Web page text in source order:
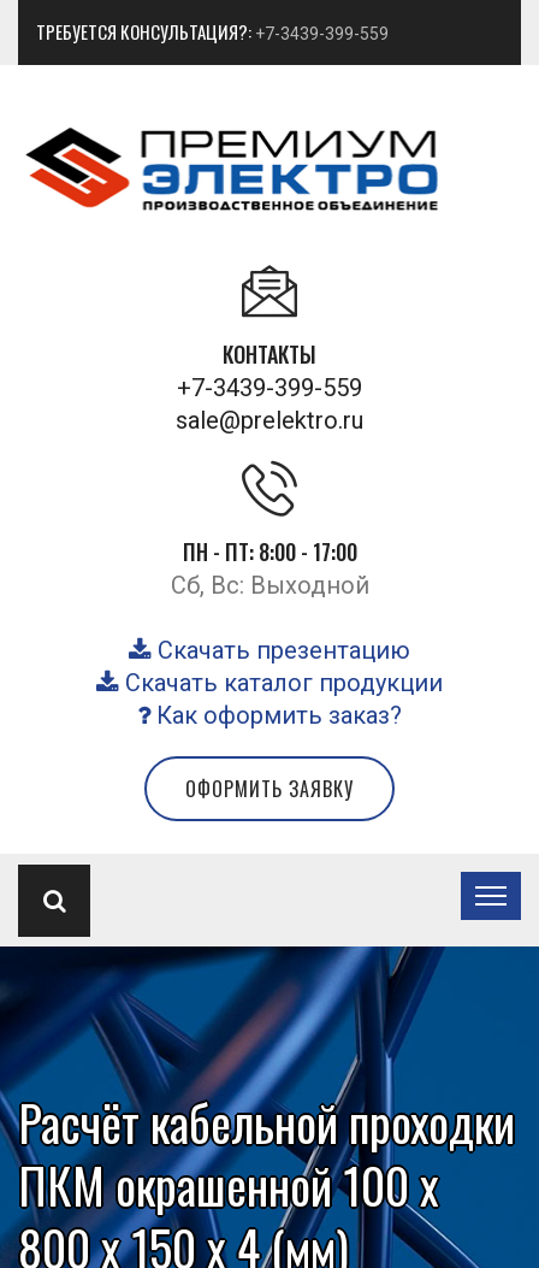
ТРЕБУЕТСЯ КОНСУЛЬТАЦИЯ?: +7-3439-399-559
КОНТАКТЫ
+7-3439-399-559
sale@prelektro.ru
ПН - ПТ: 8:00 - 17:00
Сб, Вс: Выходной
Скачать презентацию
Скачать каталог продукции
Как оформить заказ?
ОФОРМИТЬ ЗАЯВКУ
Расчёт кабельной проходки
ПКМ окрашенной 100 x
800 x 150 x 4 (мм)